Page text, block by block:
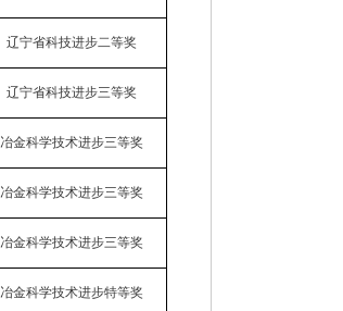
辽宁省科技进步二等奖
辽宁省科技进步三等奖
冶金科学技术进步三等奖
冶金科学技术进步三等奖
冶金科学技术进步三等奖
冶金科学技术进步特等奖